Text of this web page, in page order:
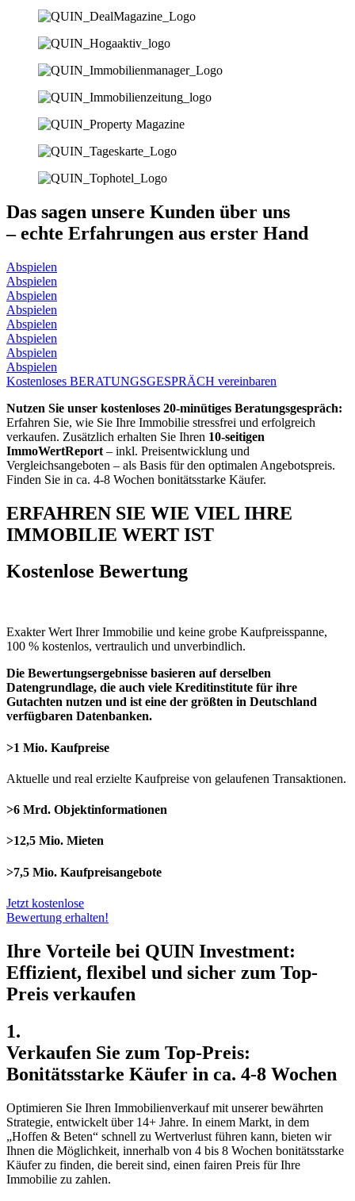
Das sagen unsere Kunden über uns
– echte Erfahrungen aus erster Hand
Abspielen
Abspielen
Abspielen
Abspielen
Abspielen
Abspielen
Abspielen
Abspielen
Kostenloses BERATUNGSGESPRÄCH vereinbaren
Nutzen Sie unser kostenloses 20-minütiges Beratungsgespräch:
Erfahren Sie, wie Sie Ihre Immobilie stressfrei und erfolgreich
verkaufen. Zusätzlich erhalten Sie Ihren 10-seitigen
ImmoWertReport – inkl. Preisentwicklung und
Vergleichsangeboten – als Basis für den optimalen Angebotspreis.
Finden Sie in ca. 4-8 Wochen bonitätsstarke Käufer.
ERFAHREN SIE WIE VIEL IHRE
IMMOBILIE WERT IST
Kostenlose Bewertung
Exakter Wert Ihrer Immobilie und keine grobe Kaufpreisspanne,
100 % kostenlos, vertraulich und unverbindlich.
Die Bewertungsergebnisse basieren auf derselben
Datengrundlage, die auch viele Kreditinstitute für ihre
Gutachten nutzen und ist eine der größten in Deutschland
verfügbaren Datenbanken.
>1 Mio. Kaufpreise
Aktuelle und real erzielte Kaufpreise von gelaufenen Transaktionen.
>6 Mrd. Objektinformationen
>12,5 Mio. Mieten
>7,5 Mio. Kaufpreisangebote
Jetzt kostenlose
Bewertung erhalten!
Ihre Vorteile bei QUIN Investment:
Effizient, flexibel und sicher zum Top-
Preis verkaufen
1.
Verkaufen Sie zum Top-Preis:
Bonitätsstarke Käufer in ca. 4-8 Wochen
Optimieren Sie Ihren Immobilienverkauf mit unserer bewährten
Strategie, entwickelt über 14+ Jahre. In einem Markt, in dem
„Hoffen & Beten“ schnell zu Wertverlust führen kann, bieten wir
Ihnen die Möglichkeit, innerhalb von 4 bis 8 Wochen bonitätsstarke
Käufer zu finden, die bereit sind, einen fairen Preis für Ihre
Immobilie zu zahlen.